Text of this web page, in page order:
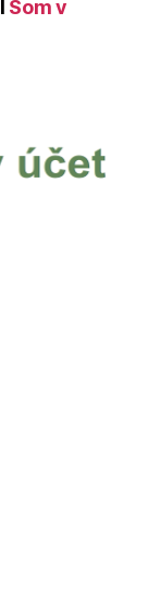
Som v